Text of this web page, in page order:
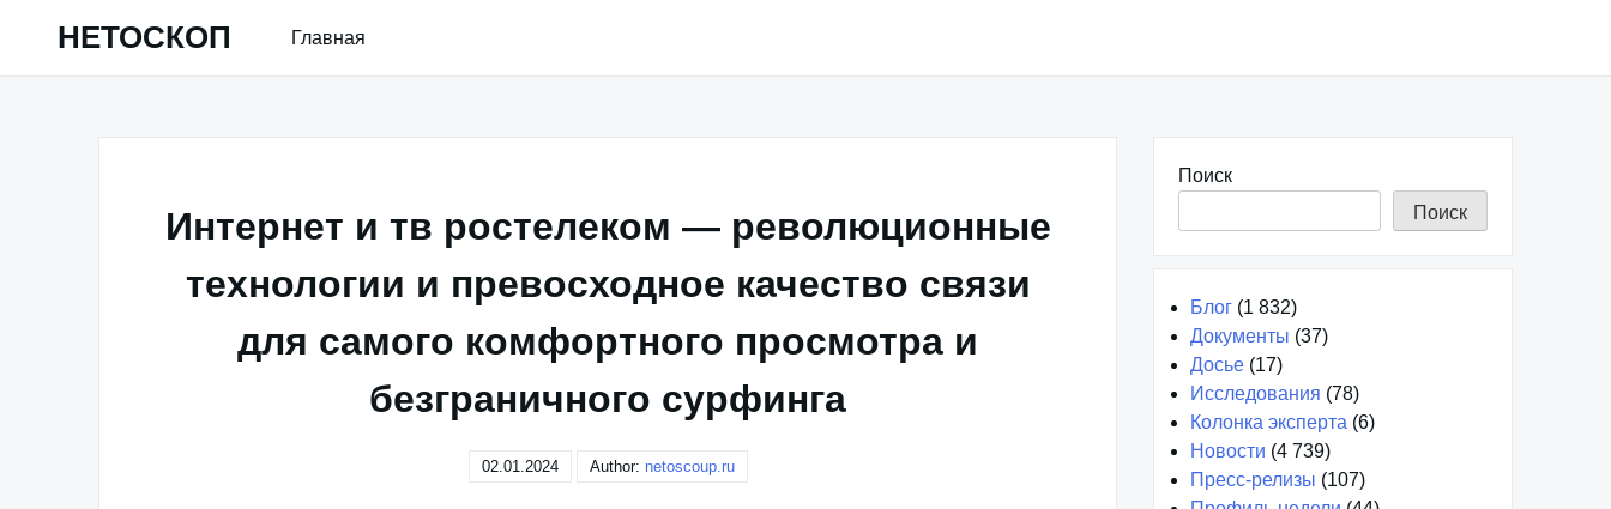
НЕТОСКОП Главная
Интернет и тв ростелеком — революционные
технологии и превосходное качество связи
для самого комфортного просмотра и
безграничного сурфинга
02.01.2024 Author: netoscoup.ru
Поиск
Поиск
Блог (1 832)
Документы (37)
Досье (17)
Исследования (78)
Колонка эксперта (6)
Новости (4 739)
Пресс-релизы (107)